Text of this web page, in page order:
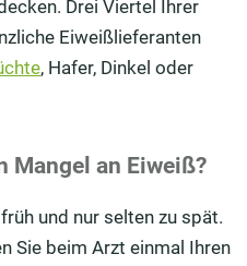
Drei Viertel Ihrer
Eiweißlieferanten
, Hafer, Dinkel oder
Mangel an Eiweiß?
und nur selten zu spät.
Sie beim Arzt einmal Ihren